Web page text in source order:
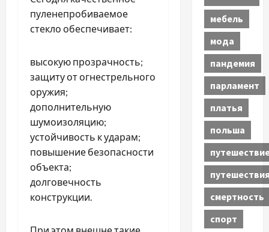
пуленепробиваемое
стекло обеспечивает:
высокую прозрачность;
защиту от огнестрельного
оружия;
дополнительную
шумоизоляцию;
устойчивость к ударам;
повышение безопасности
объекта;
долговечность
конструкции.
мебель
мода
пандемия
парламент
платья
польша
смертность
спорт